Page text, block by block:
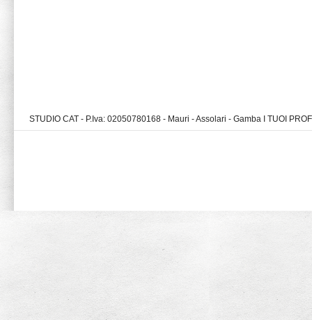
STUDIO CAT - P.Iva: 02050780168 - Mauri - Assolari - Gamba I TUOI